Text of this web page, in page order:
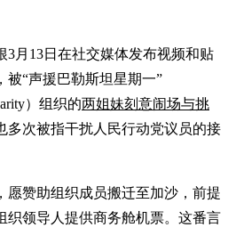
3月13日在社交媒体发布视频和贴
被“声援巴勒斯坦星期一”
）组织的两姐妹刻意闹场与挑
多次被指干扰人民行动党议员的接
愿赞助组织成员搬迁至加沙，前提
织领导人提供商务舱机票。这番言